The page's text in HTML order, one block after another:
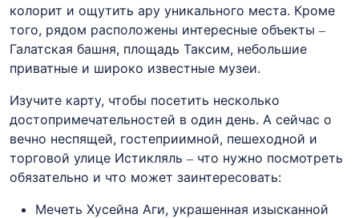
колорит и ощутить ару уникального места. Кроме
того, рядом расположены интересные объекты –
Галатская башня, площадь Таксим, небольшие
приватные и широко известные музеи.
Изучите карту, чтобы посетить несколько
достопримечательностей в один день. А сейчас о
вечно неспящей, гостеприимной, пешеходной и
торговой улице Истикляль – что нужно посмотреть
обязательно и что может заинтересовать:
Мечеть Хусейна Аги, украшенная изысканной